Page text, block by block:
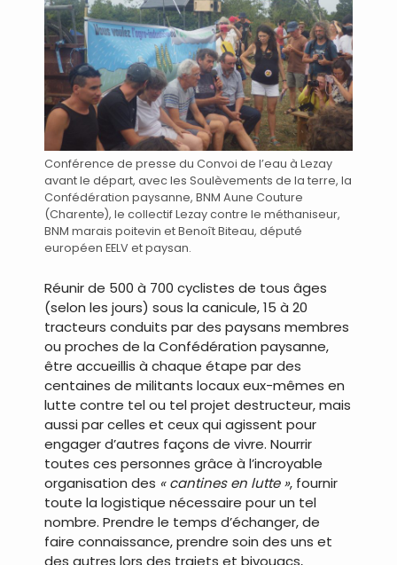
Conférence de presse du Convoi de l’eau à Lezay
avant le départ, avec les Soulèvements de la terre, la
Confédération paysanne, BNM Aune Couture
(Charente), le collectif Lezay contre le méthaniseur,
BNM marais poitevin et Benoît Biteau, député
européen EELV et paysan.
Réunir de 500 à 700 cyclistes de tous âges
(selon les jours) sous la canicule, 15 à 20
tracteurs conduits par des paysans membres
ou proches de la Confédération paysanne,
être accueillis à chaque étape par des
centaines de militants locaux eux-mêmes en
lutte contre tel ou tel projet destructeur, mais
aussi par celles et ceux qui agissent pour
engager d’autres façons de vivre. Nourrir
toutes ces personnes grâce à l’incroyable
organisation des « cantines en lutte », fournir
toute la logistique nécessaire pour un tel
nombre. Prendre le temps d’échanger, de
faire connaissance, prendre soin des uns et